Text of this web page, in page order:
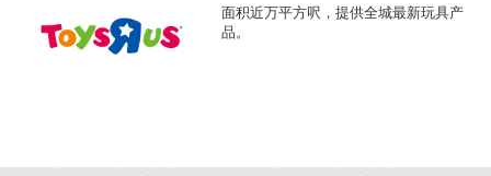
面积近万平方呎，提供全城最新玩具产
品。